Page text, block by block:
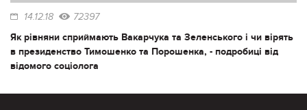
14.12.18 72397
Як рівняни сприймають Вакарчука та Зеленського і чи вірять
в президенство Тимошенко та Порошенка, - подробиці від
відомого соціолога